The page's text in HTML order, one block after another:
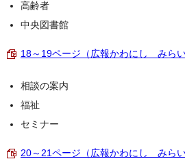
高齢者
中央図書館
18～19ページ（広報かわにし みら
相談の案内
福祉
セミナー
20～21ページ（広報かわにし みら